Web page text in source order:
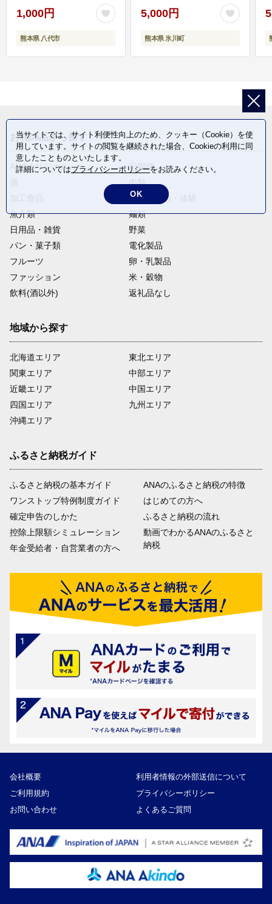
1,000円
熊本県 八代市
5,000円
熊本県 氷川町
お礼の品から探す
ANAオリジナル
定期便
肉類
旅行・宿泊・体験
魚介類
麺類
日用品・雑貨
野菜
パン・菓子類
電化製品
フルーツ
卵・乳製品
ファッション
米・穀物
飲料(酒以外)
返礼品なし
地域から探す
北海道エリア
関東エリア
近畿エリア
四国エリア
沖縄エリア
東北エリア
中部エリア
中国エリア
九州エリア
ふるさと納税ガイド
ふるさと納税の基本ガイド
ワンストップ特例制度ガイド
確定申告のしかた
控除上限額シミュレーション
年金受給者・自営業者の方へ
ANAのふるさと納税の特徴
はじめての方へ
ふるさと納税の流れ
動画でわかるANAのふるさと
納税
会社概要
利用者情報の外部送信について
ご利用規約
プライバシーポリシー
お問い合わせ
よくあるご質問
当サイトでは、サイト利便性向上のため、クッキー（Cookie）を使
用しています。サイトの閲覧を継続された場合、Cookieの利用に同
意したことものといたします。
詳細についてはプライバシーポリシーをお読みください。
OK